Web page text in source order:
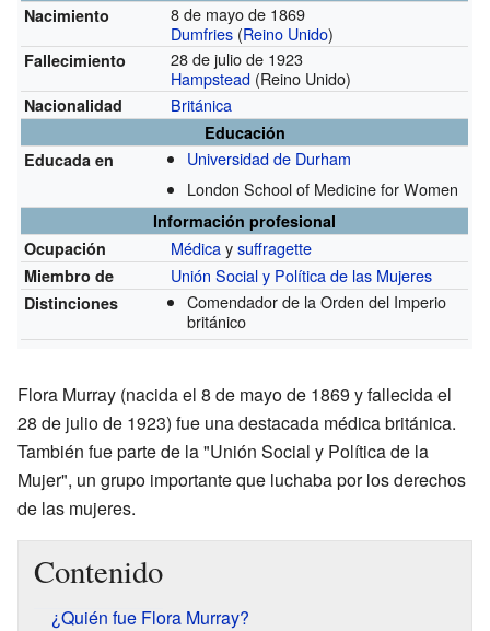
Nacimiento
8 de mayo de 1869
Dumfries (Reino Unido)
Fallecimiento
28 de julio de 1923
Hampstead (Reino Unido)
Nacionalidad Británica
Educación
Educada en
Universidad de Durham
London School of Medicine for Women
Información profesional
Ocupación
Médicaysuffragette
Miembro de Unión Social y Política de las Mujeres
Distinciones
Comendador de la Orden del Imperio
británico
Flora Murray (nacida el 8 de mayo de 1869 y fallecida el
28 de julio de 1923) fue una destacada médica británica.
También fue parte de la "Unión Social y Política de la
Mujer", un grupo importante que luchaba por los derechos
de las mujeres.
Contenido
¿Quién fue Flora Murray?